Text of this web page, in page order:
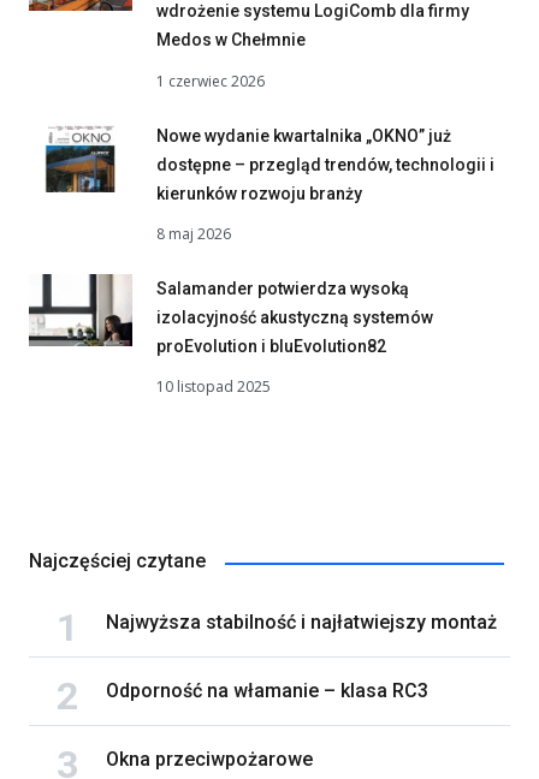
wdrożenie systemu LogiComb dla firmy
Medos w Chełmnie
1 czerwiec 2026
Nowe wydanie kwartalnika „OKNO” już
dostępne – przegląd trendów, technologii i
kierunków rozwoju branży
8 maj 2026
Salamander potwierdza wysoką
izolacyjność akustyczną systemów
proEvolution i bluEvolution82
10 listopad 2025
Najczęściej czytane
Najwyższa stabilność i najłatwiejszy montaż
Odporność na włamanie – klasa RC3
Okna przeciwpożarowe